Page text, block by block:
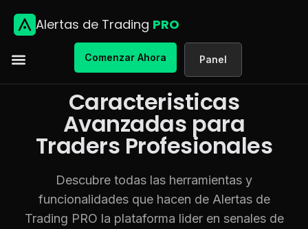
Alertas de Trading PRO
Comenzar Ahora Panel
Caracteristicas
Avanzadas para
Traders Profesionales
Descubre todas las herramientas y
funcionalidades que hacen de Alertas de
Trading PRO la plataforma lider en senales de